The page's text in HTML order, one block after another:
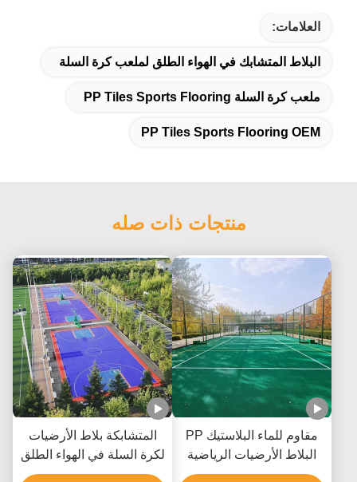
العلامات:
البلاط المتشابك في الهواء الطلق لملعب كرة السلة
ملعب كرة السلة PP Tiles Sports Flooring
PP Tiles Sports Flooring OEM
منتجات ذات صله
مقاوم للماء البلاستيك PP
البلاط الأرضيات الرياضية
لمحكمة تنس الريشة
المتشابكة بلاط الأرضيات
لكرة السلة في الهواء الطلق
للمحكمة الرياضية